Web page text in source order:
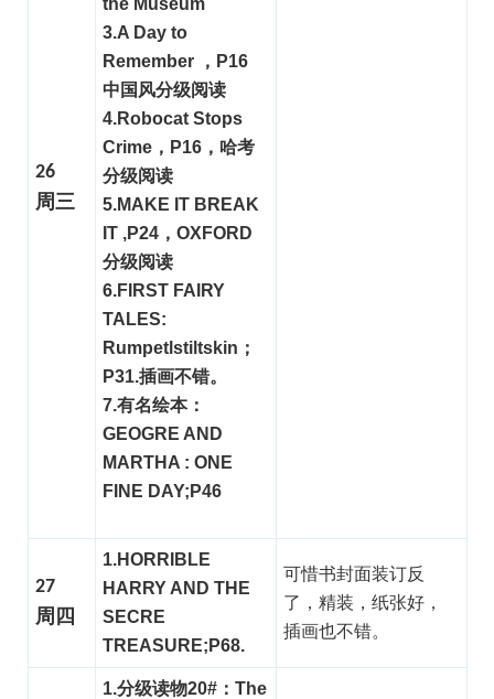
26
周三
the Museum
3.A Day to
Remember ，P16
中国风分级阅读
4.Robocat Stops
Crime，P16，哈考
分级阅读
5.MAKE IT BREAK
IT ,P24，OXFORD
分级阅读
6.FIRST FAIRY
TALES:
Rumpetlstiltskin；
P31.插画不错。
7.有名绘本：
GEOGRE AND
MARTHA : ONE
FINE DAY;P46
27
周四
1.HORRIBLE
HARRY AND THE
SECRE
TREASURE;P68.
可惜书封面装订反
了，精装，纸张好，
插画也不错。
1.分级读物20#：The